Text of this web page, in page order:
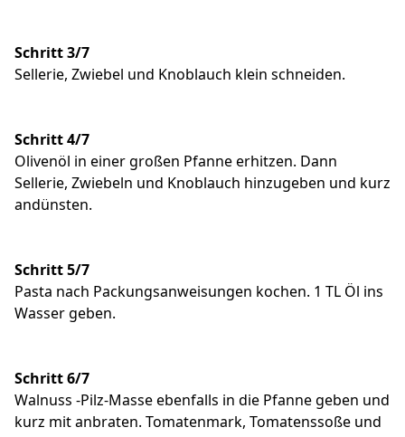
Schritt 3/7
Sellerie, Zwiebel und Knoblauch klein schneiden.
Schritt 4/7
Olivenöl in einer großen Pfanne erhitzen. Dann
Sellerie, Zwiebeln und Knoblauch hinzugeben und kurz
andünsten.
Schritt 5/7
Pasta nach Packungsanweisungen kochen. 1 TL Öl ins
Wasser geben.
Schritt 6/7
Walnuss -Pilz-Masse ebenfalls in die Pfanne geben und
kurz mit anbraten. Tomatenmark, Tomatenssoße und